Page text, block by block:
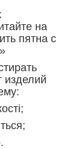
на
пятна с
изделий